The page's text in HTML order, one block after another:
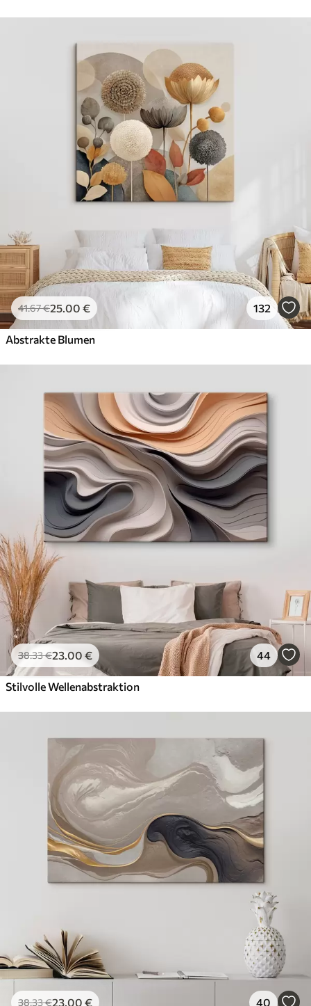
41.67€25.00 € 132
Abstrakte Blumen
38.33€23.00 € 44
Stilvolle Wellenabstraktion
38.33€23.00 € 40